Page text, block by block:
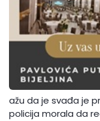
ažu da je svađa je
policija morala da